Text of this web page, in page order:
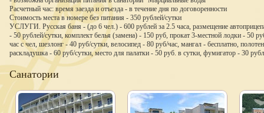
Расчетный час: время заезда и отъезда - в течение дня по договоренности
Стоимость места в номере без питания - 350 рублей/сутки
УСЛУГИ. Русская баня - (до 6 чел.) - 600 рублей за 2.5 часа, размещение
- 50 рублей/сутки, комплект белья (замена) - 150 руб, прокат 3-местной лодки - 50
час с чел, шезлонг - 40 руб/сутки, велосипед - 80 руб/час, мангал - бесплатно,
раскладушка - 60 руб/сутки, место для палатки - 50 руб. в сутки, фумигатор - 30
Санатории